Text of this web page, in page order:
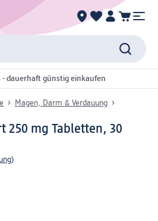
- dauerhaft günstig einkaufen
Magen, Darm & Verdauung
250 mg Tabletten, 30
)